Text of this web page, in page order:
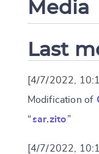
Media
Last
[4/7/2022,
Modification of
“sar.zito”
[4/7/2022,